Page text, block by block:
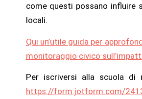
come questi possano influire
locali.
Qui un’utile guida per
monitoraggio civico
Per iscriversi alla scuola di
https://form.jotform.com/